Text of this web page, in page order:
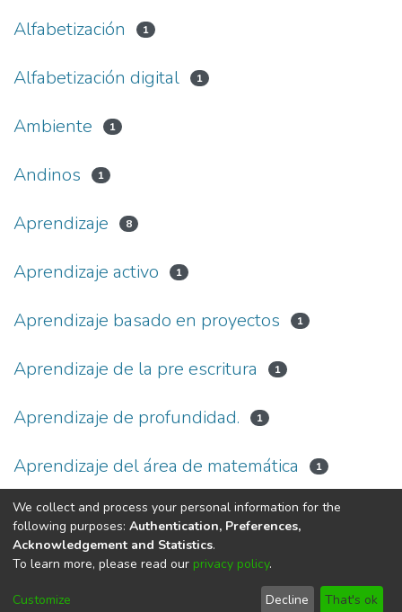
Alfabetización 1
Alfabetización digital 1
Ambiente 1
Andinos 1
Aprendizaje 8
Aprendizaje activo 1
Aprendizaje basado en proyectos 1
Aprendizaje de la pre escritura 1
Aprendizaje de profundidad. 1
Aprendizaje del área de matemática 1
« 1(current)
2 3 4 5 ... 22 »
DSpace softwarecopyright © 2002-2026
Cookie
End User
Send
We collect and process your personal information for the
following purposes: Authentication, Preferences,
Acknowledgement and Statistics.
To learn more, please read our privacy policy.
Customize Decline That's ok